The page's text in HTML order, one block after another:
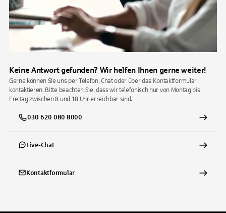
Keine Antwort gefunden? Wir helfen Ihnen gerne weiter!
Gerne können Sie uns per Telefon, Chat oder über das Kontaktformular
kontaktieren. Bitte beachten Sie, dass wir telefonisch nur von Montag bis
Freitag zwischen 8 und 18 Uhr erreichbar sind.
030 620 080 8000
Live-Chat
Kontaktformular